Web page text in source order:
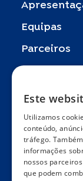
Equipas
Parceiros
Zoom In
FAQ
Contacto
Termos e
Hôpitaux
Este
Utilizamos
conteúdo,
tráfego.
informações
nossos
que podem